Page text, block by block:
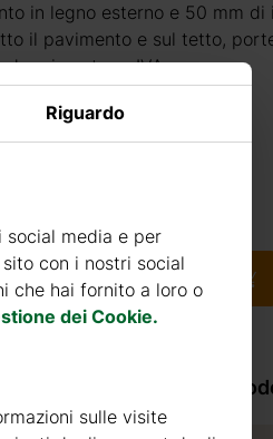
in legno esterno e 50 mm di
il pavimento e sul tetto,
doppio vetro e IVA.
di deposito: 5440 €
AL CARRELLO
le caratteristiche del
Riguardo
social media e per
con i nostri social
che hai fornito a loro o
dei Cookie.
sulle visite